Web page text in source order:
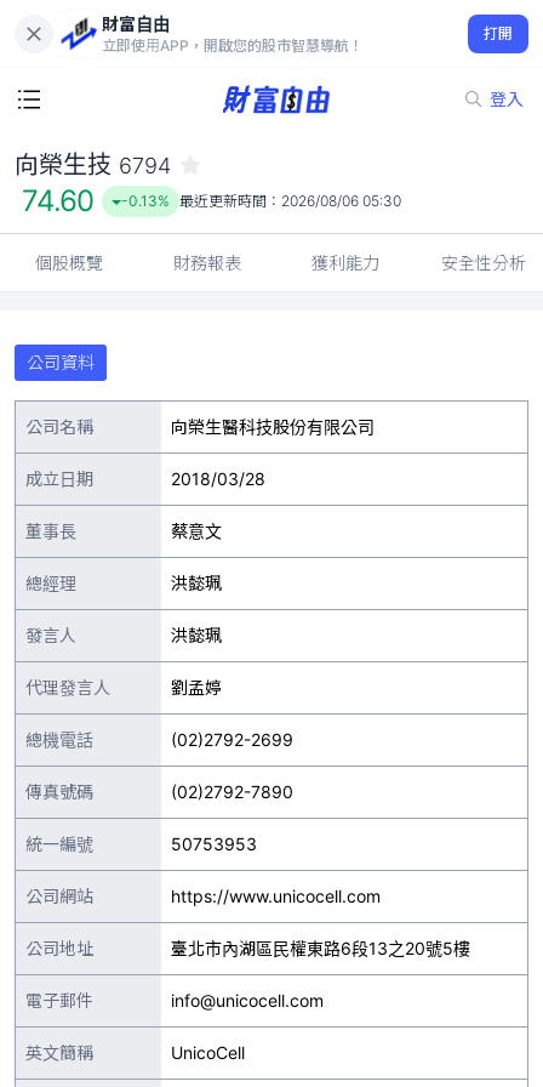
財富自由
立即使用APP，開啟您的股市智慧導航！
打開
登入
74.60
-0.13%
向榮生技 6794
74.60 -0.13% 最近更新時間： 2026/08/06 05:30
個股概覽 財務報表 獲利能力 安全性分析
公司資料
公司名稱 向榮生醫科技股份有限公司
成立日期 2018/03/28
董事長 蔡意文
總經理 洪懿珮
發言人 洪懿珮
代理發言人 劉孟婷
總機電話 (02)2792-2699
傳真號碼 (02)2792-7890
統一編號 50753953
公司網站 https://www.unicocell.com
公司地址 臺北市內湖區民權東路6段13之20號5樓
電子郵件 info@unicocell.com
英文簡稱 UnicoCell